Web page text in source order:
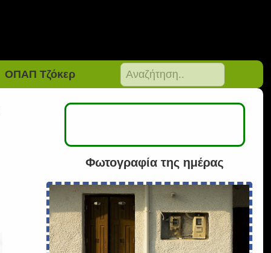
ΟΠΑΠ Τζόκερ
Φωτογραφία της ημέρας